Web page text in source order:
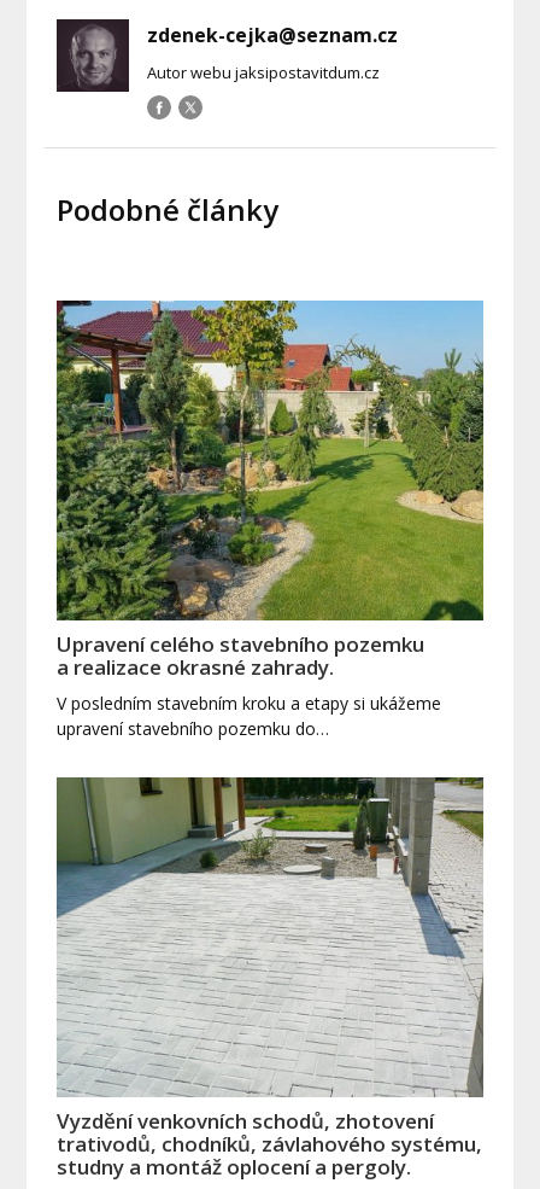
zdenek-cejka@seznam.cz
Autor webu jaksipostavitdum.cz
Podobné články
Upravení celého stavebního pozemku
a realizace okrasné zahrady.
V posledním stavebním kroku a etapy si ukážeme
upravení stavebního pozemku do…
Vyzdění venkovních schodů, zhotovení
trativodů, chodníků, závlahového systému,
studny a montáž oplocení a pergoly.